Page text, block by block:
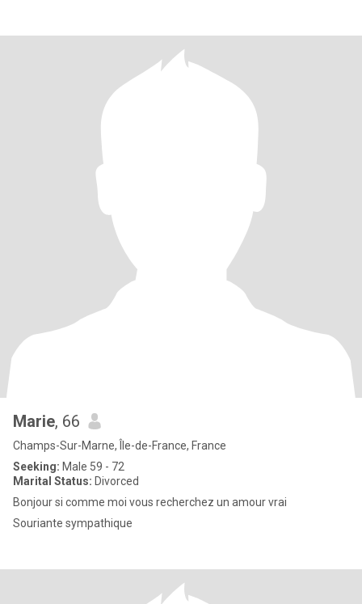
Marie, 66
Champs-Sur-Marne, Île-de-France, France
Seeking: Male 59 - 72
Marital Status: Divorced
Bonjour si comme moi vous recherchez un amour vrai
Souriante sympathique